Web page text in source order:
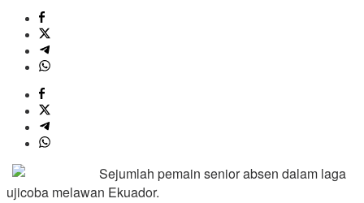
Sejumlah pemain senior absen dalam laga
ujicoba melawan Ekuador.